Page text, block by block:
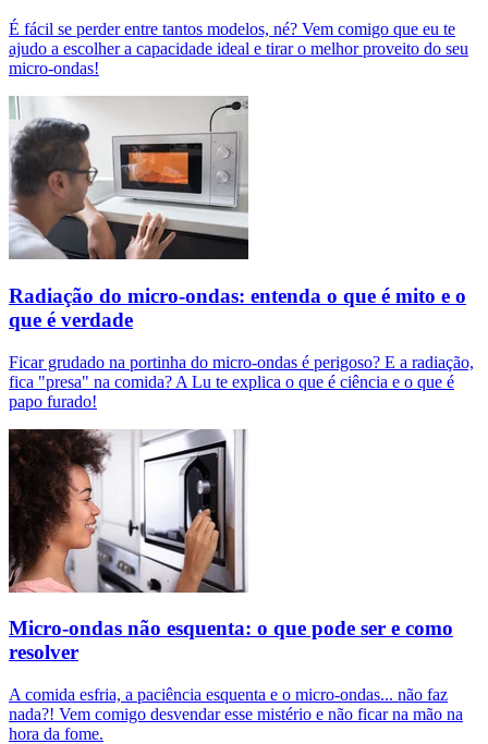
É fácil se perder entre tantos modelos, né? Vem comigo que eu te
ajudo a escolher a capacidade ideal e tirar o melhor proveito do seu
micro-ondas!
Radiação do micro-ondas: entenda o que é mito e o
que é verdade
Ficar grudado na portinha do micro-ondas é perigoso? E a radiação,
fica "presa" na comida? A Lu te explica o que é ciência e o que é
papo furado!
Micro-ondas não esquenta: o que pode ser e como
resolver
A comida esfria, a paciência esquenta e o micro-ondas... não faz
nada?! Vem comigo desvendar esse mistério e não ficar na mão na
hora da fome.